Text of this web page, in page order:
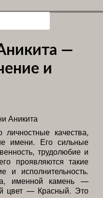
—
и
качества,
имени. Его сильные
трудолюбие и
проявляются такие
и исполнительность.
именной камень —
цвет — Красный. Это